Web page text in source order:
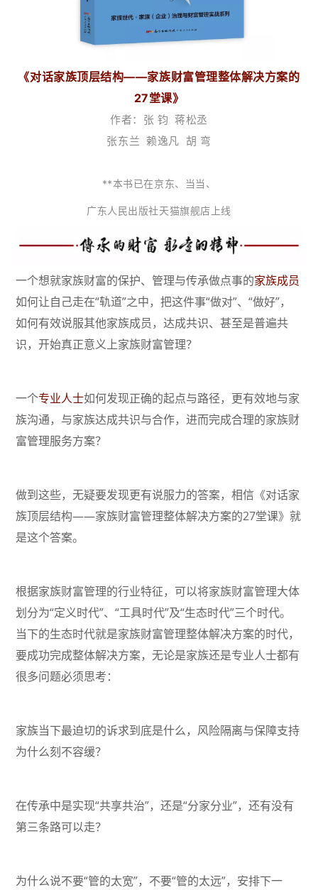
《对话家族顶层结构——家族财富管理整体解决方案的
27堂课》
作者：张 钧 蒋松丞
张东兰 赖逸凡 胡 弯
**本书已在京东、当当、
广东人民出版社天猫旗舰店上线
一个想就家族财富的保护、管理与传承做点事的家族成员
如何让自己走在“轨道”之中，把这件事“做对”、“做好”，
如何有效说服其他家族成员，达成共识、甚至是普遍共
识，开始真正意义上家族财富管理？
一个专业人士如何发现正确的起点与路径，更有效地与家
族沟通，与家族达成共识与合作，进而完成合理的家族财
富管理服务方案？
做到这些，无疑要发现更有说服力的答案，相信《对话家
族顶层结构——家族财富管理整体解决方案的27堂课》就
是这个答案。
根据家族财富管理的行业特征，可以将家族财富管理大体
划分为“定义时代”、“工具时代”及“生态时代”三个时代。
当下的生态时代就是家族财富管理整体解决方案的时代，
要成功完成整体解决方案，无论是家族还是专业人士都有
很多问题必须思考：
家族当下最迫切的诉求到底是什么，风险隔离与保障支持
为什么刻不容缓？
在传承中是实现“共享共治”，还是“分家分业”，还有没有
第三条路可以走？
为什么说不要“管的太宽”，不要“管的太远”，安排下一